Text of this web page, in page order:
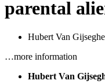
parental
Hubert Van
…more information
Hubert Van